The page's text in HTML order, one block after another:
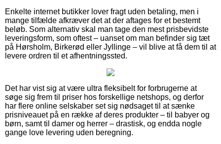
Enkelte internet butikker lover fragt uden betaling, men i
mange tilfælde afkræver det at der aftages for et bestemt
beløb. Som alternativ skal man tage den mest prisbevidste
leveringsform, som oftest – uanset om man befinder sig tæt
på Hørsholm, Birkerød eller Jyllinge – vil blive at få dem til at
levere ordren til et afhentningssted.
Det har vist sig at være ultra fleksibelt for forbrugerne at
søge sig frem til priser hos forskellige netshops, og derfor
har flere online selskaber set sig nødsaget til at sænke
prisniveauet på en række af deres produkter – til babyer og
børn, samt til damer og herrer – drastisk, og endda nogle
gange love levering uden beregning.